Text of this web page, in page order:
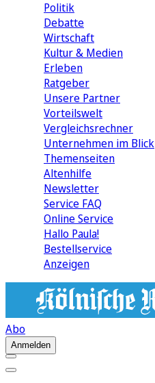
Politik
Debatte
Wirtschaft
Kultur & Medien
Erleben
Ratgeber
Unsere Partner
Vorteilswelt
Vergleichsrechner
Unternehmen im Blick
Themenseiten
Altenhilfe
Newsletter
Service FAQ
Online Service
Hallo Paula!
Bestellservice
Anzeigen
Abo
Anmelden